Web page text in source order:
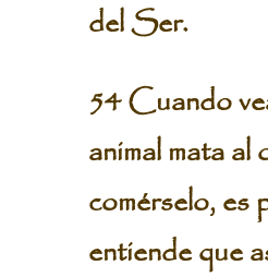
del Ser.
54 Cuando
animal mata
comérselo, es
entiende que